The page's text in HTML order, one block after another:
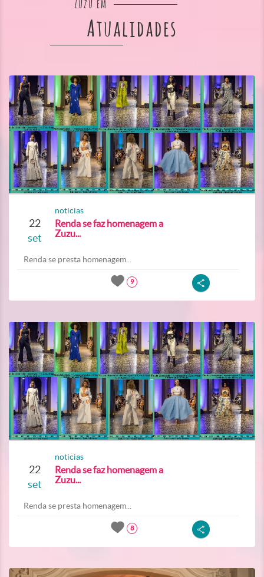
Zuzu em
Atualidades
22
set
noticias
Renda se faz homenagem a
Zuzu...
Renda se presta homenagem...
9
22
set
noticias
Renda se faz homenagem a
Zuzu...
Renda se presta homenagem...
8